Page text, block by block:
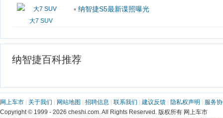
大7 SUV
▪ 纳智捷S5最新谍照曝光
纳智捷百科推荐
网上车市 关于我们 网站地图 招聘信息 联系我们 建议反馈 隐私权声明
服务
Copyright © 1999 - 2026 cheshi.com. All Rights Reserved. 版权所有 网上车市